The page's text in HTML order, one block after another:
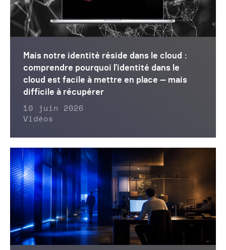
Mais notre identité réside dans le cloud :
comprendre pourquoi l'identité dans le
cloud est facile à mettre en place — mais
difficile à récupérer
10 juin 2026
Vidéos